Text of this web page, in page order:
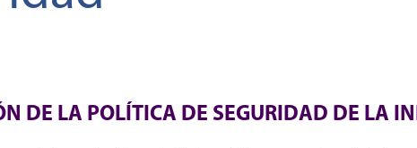
DE LA POLÍTICA DE SEGURIDAD DE LA